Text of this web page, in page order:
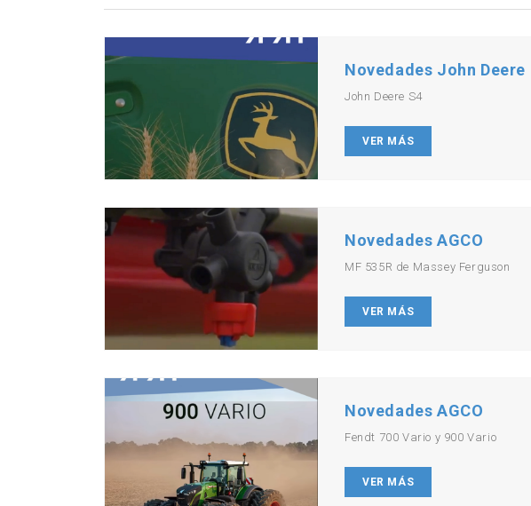
Novedades John Deere
John Deere S4
VER MÁS
Novedades AGCO
MF 535R de Massey Ferguson
VER MÁS
Novedades AGCO
Fendt 700 Vario y 900 Vario
VER MÁS